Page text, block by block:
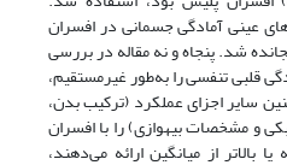
عینی آمادگی جسمانی در افسران
شد. پنجاه و نه مقاله در بررسی
قلبی تنفسی را به‌طور غیرمستقیم،
سایر اجزای عملکرد (ترکیب بدن،
و مشخصات بی­هوازی) را با افسران
بالاتر از میانگین ارائه می‌دهند،